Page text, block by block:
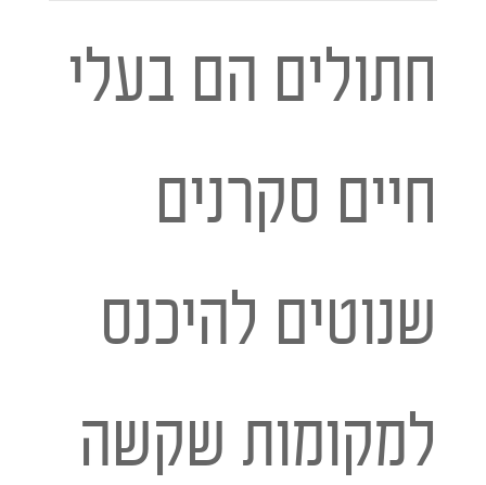
חתולים הם בעלי
חיים סקרנים
שנוטים להיכנס
למקומות שקשה